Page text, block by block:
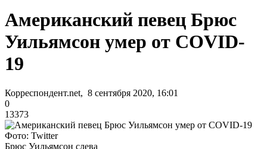
Американский певец Брюс
Уильямсон умер от COVID-
19
Корреспондент.net, 8 сентября 2020, 16:01
0
13373
Фото: Twitter
Брюс Уильямсон слева